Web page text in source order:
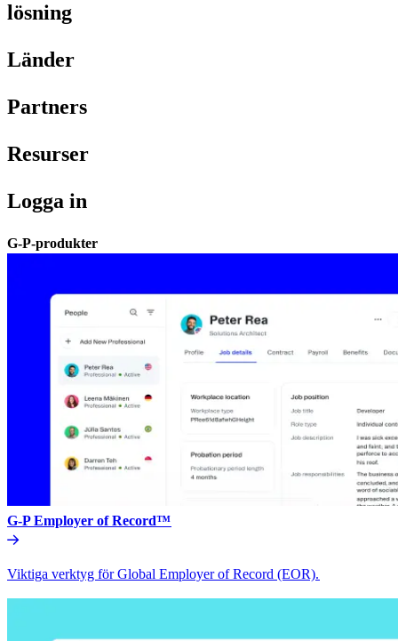
lösning​​
Länder​​
Partners​​
Resurser​​
Logga in​​
G-P-produkter​​
G-P Employer of Record™​​
Viktiga verktyg för Global Employer of Record (EOR).​​